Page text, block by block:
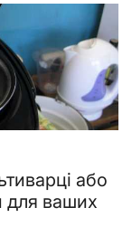
або
для ваших